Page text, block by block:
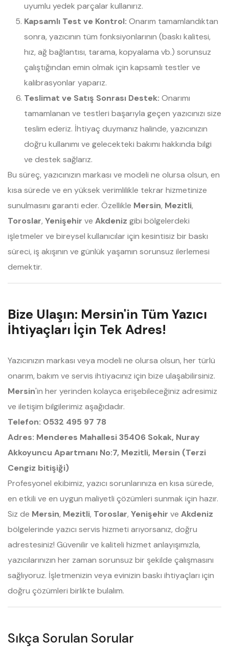
uyumlu yedek parçalar kullanırız.
Kapsamlı Test ve Kontrol: Onarım tamamlandıktan
sonra, yazıcının tüm fonksiyonlarının (baskı kalitesi,
hız, ağ bağlantısı, tarama, kopyalama vb.) sorunsuz
çalıştığından emin olmak için kapsamlı testler ve
kalibrasyonlar yaparız.
Teslimat ve Satış Sonrası Destek: Onarımı
tamamlanan ve testleri başarıyla geçen yazıcınızı size
teslim ederiz. İhtiyaç duymanız halinde, yazıcınızın
doğru kullanımı ve gelecekteki bakımı hakkında bilgi
ve destek sağlarız.
Bu süreç, yazıcınızın markası ve modeli ne olursa olsun, en
kısa sürede ve en yüksek verimlilikle tekrar hizmetinize
sunulmasını garanti eder. Özellikle Mersin, Mezitli,
Toroslar, Yenişehir ve Akdeniz gibi bölgelerdeki
işletmeler ve bireysel kullanıcılar için kesintisiz bir baskı
süreci, iş akışının ve günlük yaşamın sorunsuz ilerlemesi
demektir.
Bize Ulaşın: Mersin'in Tüm Yazıcı
İhtiyaçları İçin Tek Adres!
Yazıcınızın markası veya modeli ne olursa olsun, her türlü
onarım, bakım ve servis ihtiyacınız için bize ulaşabilirsiniz.
Mersin'in her yerinden kolayca erişebileceğiniz adresimiz
ve iletişim bilgilerimiz aşağıdadır.
Telefon: 0532 495 97 78
Adres: Menderes Mahallesi 35406 Sokak, Nuray
Akkoyuncu Apartmanı No:7, Mezitli, Mersin (Terzi
Cengiz bitişiği)
Profesyonel ekibimiz, yazıcı sorunlarınıza en kısa sürede,
en etkili ve en uygun maliyetli çözümleri sunmak için hazır.
Siz de Mersin, Mezitli, Toroslar, Yenişehir ve Akdeniz
bölgelerinde yazıcı servis hizmeti arıyorsanız, doğru
adrestesiniz! Güvenilir ve kaliteli hizmet anlayışımızla,
yazıcılarınızın her zaman sorunsuz bir şekilde çalışmasını
sağlıyoruz. İşletmenizin veya evinizin baskı ihtiyaçları için
doğru çözümleri birlikte bulalım.
Sıkça Sorulan Sorular